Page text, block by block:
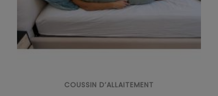
COUSSIN D’ALLAITEMENT